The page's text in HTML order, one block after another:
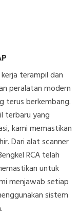
terampil dan
peralatan modern
terus berkembang.
terbaru yang
kami memastikan
Dari alat scanner
RCA telah
untuk
menjawab setiap
sistem